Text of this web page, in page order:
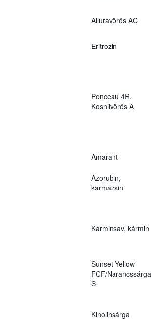
Alluravörös AC
Eritrozin
Ponceau 4R,
Kosnilvörös A
Amarant
Azorubin,
karmazsin
Kárminsav, kármin
Sunset Yellow
FCF/Narancssárga
S
Kinolinsárga